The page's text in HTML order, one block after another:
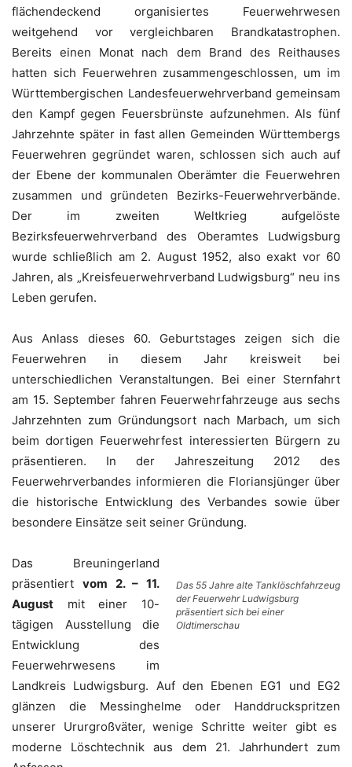
flächendeckend organisiertes Feuerwehrwesen
weitgehend vor vergleichbaren Brandkatastrophen.
Bereits einen Monat nach dem Brand des Reithauses
hatten sich Feuerwehren zusammengeschlossen, um im
Württembergischen Landesfeuerwehrverband gemeinsam
den Kampf gegen Feuersbrünste aufzunehmen. Als fünf
Jahrzehnte später in fast allen Gemeinden Württembergs
Feuerwehren gegründet waren, schlossen sich auch auf
der Ebene der kommunalen Oberämter die Feuerwehren
zusammen und gründeten Bezirks-Feuerwehrverbände.
Der im zweiten Weltkrieg aufgelöste
Bezirksfeuerwehrverband des Oberamtes Ludwigsburg
wurde schließlich am 2. August 1952, also exakt vor 60
Jahren, als „Kreisfeuerwehrverband Ludwigsburg“ neu ins
Leben gerufen.
Aus Anlass dieses 60. Geburtstages zeigen sich die
Feuerwehren in diesem Jahr kreisweit bei
unterschiedlichen Veranstaltungen. Bei einer Sternfahrt
am 15. September fahren Feuerwehrfahrzeuge aus sechs
Jahrzehnten zum Gründungsort nach Marbach, um sich
beim dortigen Feuerwehrfest interessierten Bürgern zu
präsentieren. In der Jahreszeitung 2012 des
Feuerwehrverbandes informieren die Floriansjünger über
die historische Entwicklung des Verbandes sowie über
besondere Einsätze seit seiner Gründung.
Das 55 Jahre alte Tanklöschfahrzeug
der Feuerwehr Ludwigsburg
präsentiert sich bei einer
Oldtimerschau
Das Breuningerland
präsentiert vom 2. – 11.
August mit einer 10-
tägigen Ausstellung die
Entwicklung des
Feuerwehrwesens im
Landkreis Ludwigsburg. Auf den Ebenen EG1 und EG2
glänzen die Messinghelme oder Handdruckspritzen
unserer Ururgroßväter, wenige Schritte weiter gibt es
moderne Löschtechnik aus dem 21. Jahrhundert zum